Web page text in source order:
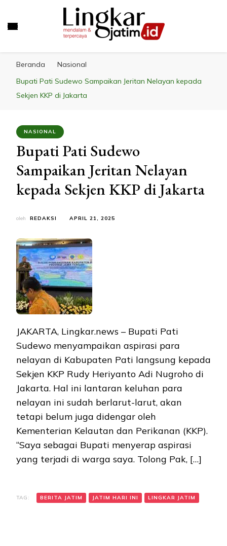
Beranda
Nasional
Bupati Pati Sudewo Sampaikan Jeritan Nelayan kepada
Sekjen KKP di Jakarta
NASIONAL
Bupati Pati Sudewo
Sampaikan Jeritan Nelayan
kepada Sekjen KKP di Jakarta
oleh REDAKSI APRIL 21, 2025
JAKARTA, Lingkar.news – Bupati Pati
Sudewo menyampaikan aspirasi para
nelayan di Kabupaten Pati langsung kepada
Sekjen KKP Rudy Heriyanto Adi Nugroho di
Jakarta. Hal ini lantaran keluhan para
nelayan ini sudah berlarut-larut, akan
tetapi belum juga didengar oleh
Kementerian Kelautan dan Perikanan (KKP).
“Saya sebagai Bupati menyerap aspirasi
yang terjadi di warga saya. Tolong Pak, […]
TAG: BERITA JATIM JATIM HARI INI LINGKAR JATIM